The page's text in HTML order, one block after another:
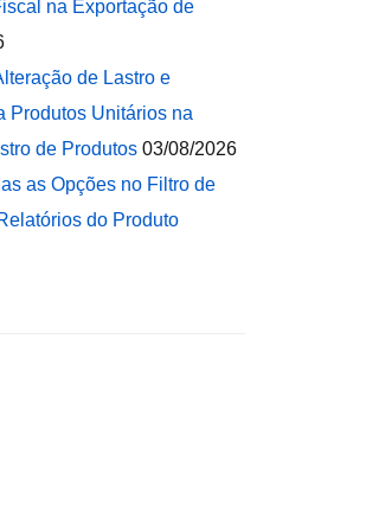
na Exportação de
de Lastro e
Produtos Unitários na
de Produtos 03/08/2026
as Opções no Filtro de
do Produto